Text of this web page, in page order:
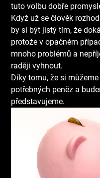
tuto volbu dobře
Když už se člověk
by si být jistý tím, že
protože v opačném
mnoho problémů a
raději vyhnout.
Díky tomu, že si
potřebných peněz a
představujeme.